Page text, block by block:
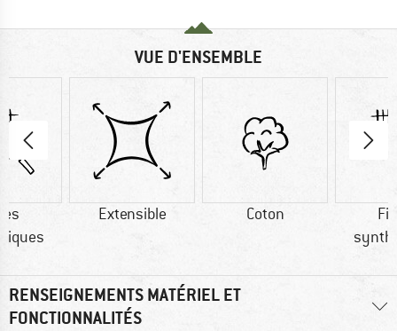
VUE D'ENSEMBLE
Extensible Coton
RENSEIGNEMENTS MATÉRIEL ET
FONCTIONNALITÉS